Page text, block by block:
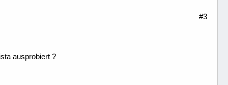
#3
ausprobiert ?